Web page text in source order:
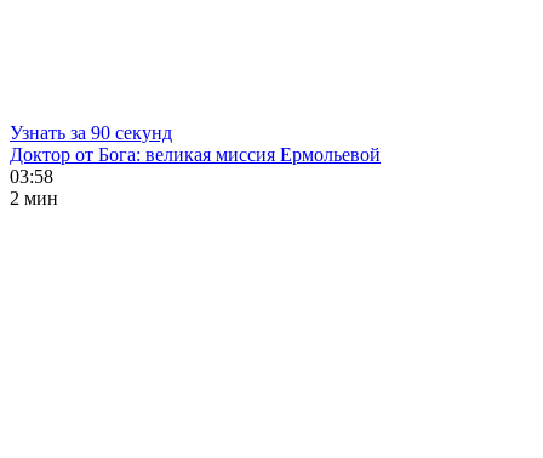
Узнать за 90 секунд
Доктор от Бога: великая миссия Ермольевой
03:58
2 мин